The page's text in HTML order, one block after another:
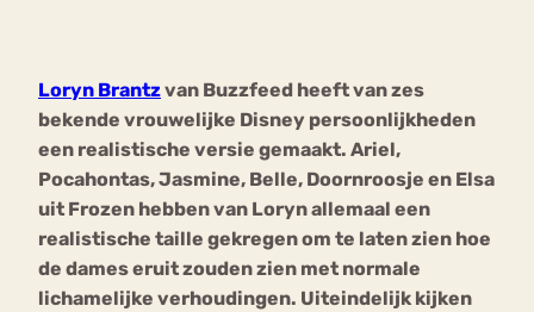
Loryn Brantzvan Buzzfeed heeft van zes
bekende vrouwelijke Disney persoonlijkheden
een realistische versie gemaakt. Ariel,
Pocahontas, Jasmine, Belle, Doornroosje en Elsa
uit Frozen hebben van Loryn allemaal een
realistische taille gekregen om te laten zien hoe
de dames eruit zouden zien met normale
lichamelijke verhoudingen. Uiteindelijk kijken
Chat
Forum
mia
Nerv
osa
Eetstoornis Anorexia Nervosa
Eetbuien Piekeren Sport
Trauma
Orthorexia
Afvallen Angst